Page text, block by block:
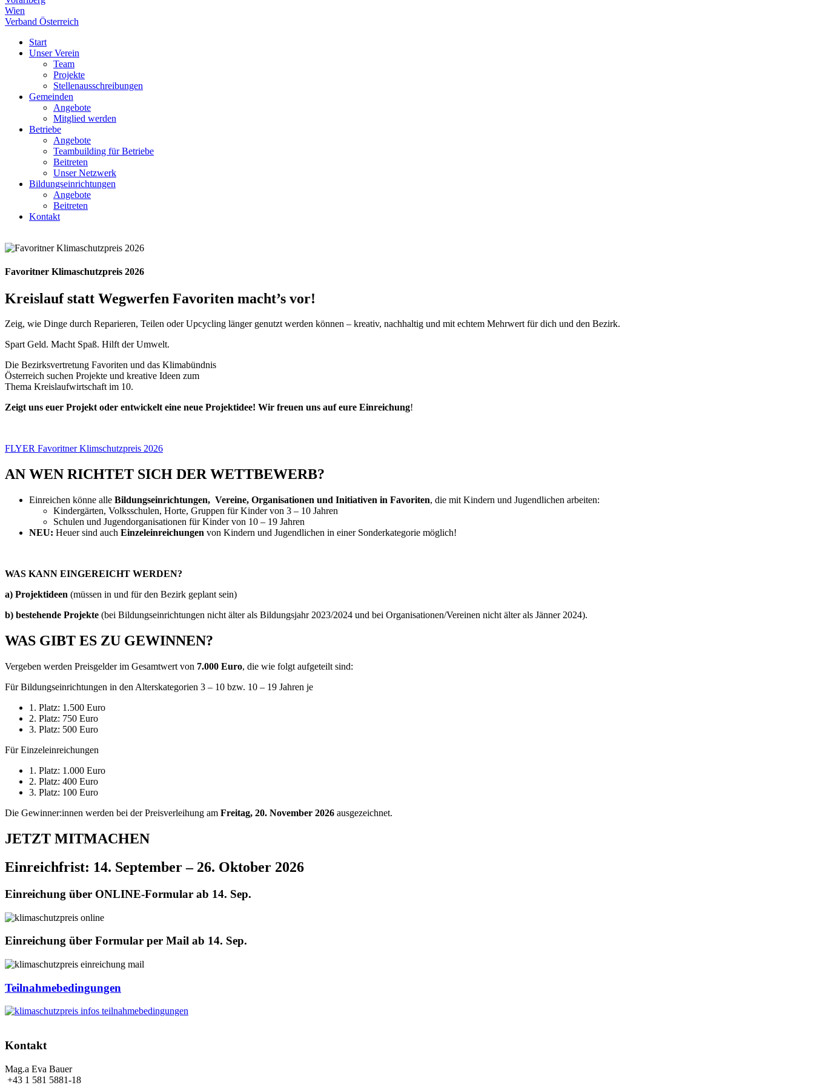
Wien
Verband Österreich
Start
Unser Verein
Team
Projekte
Stellenausschreibungen
Gemeinden
Angebote
Mitglied werden
Betriebe
Angebote
Teambuilding für Betriebe
Beitreten
Unser Netzwerk
Bildungseinrichtungen
Angebote
Beitreten
Kontakt
Favoritner Klimaschutzpreis 2026
Kreislauf statt Wegwerfen Favoriten macht’s vor!
Zeig, wie Dinge durch Reparieren, Teilen oder Upcycling länger genutzt werden können – kreativ, nachhaltig und mit echtem Mehrwert für dich und den Bezirk.
Spart Geld. Macht Spaß. Hilft der Umwelt.
Die Bezirksvertretung Favoriten und das Klimabündnis
Österreich suchen Projekte und kreative Ideen zum
Thema Kreislaufwirtschaft im 10.
Zeigt uns euer Projekt oder entwickelt eine neue Projektidee! Wir freuen uns auf eure Einreichung!
FLYER Favoritner Klimschutzpreis 2026
AN WEN RICHTET SICH DER WETTBEWERB?
Einreichen könne alle Bildungseinrichtungen, Vereine, Organisationen und Initiativen in Favoriten, die mit Kindern und Jugendlichen arbeiten:
Kindergärten, Volksschulen, Horte, Gruppen für Kinder von 3 – 10 Jahren
Schulen und Jugendorganisationen für Kinder von 10 – 19 Jahren
NEU: Heuer sind auch Einzeleinreichungen von Kindern und Jugendlichen in einer Sonderkategorie möglich!
WAS KANN EINGEREICHT WERDEN?
a) Projektideen (müssen in und für den Bezirk geplant sein)
b) bestehende Projekte (bei Bildungseinrichtungen nicht älter als Bildungsjahr 2023/2024 und bei Organisationen/Vereinen nicht älter als Jänner 2024).
WAS GIBT ES ZU GEWINNEN?
Vergeben werden Preisgelder im Gesamtwert von 7.000 Euro, die wie folgt aufgeteilt sind:
Für Bildungseinrichtungen in den Alterskategorien 3 – 10 bzw. 10 – 19 Jahren je
1. Platz: 1.500 Euro
2. Platz: 750 Euro
3. Platz: 500 Euro
Für Einzeleinreichungen
1. Platz: 1.000 Euro
2. Platz: 400 Euro
3. Platz: 100 Euro
Die Gewinner:innen werden bei der Preisverleihung am Freitag, 20. November 2026 ausgezeichnet.
JETZT MITMACHEN
Einreichfrist: 14. September – 26. Oktober 2026
Einreichung über ONLINE-Formular ab 14. Sep.
Einreichung über Formular per Mail ab 14. Sep.
Teilnahmebedingungen
Kontakt
Mag.a Eva Bauer
+43 1 581 5881-18